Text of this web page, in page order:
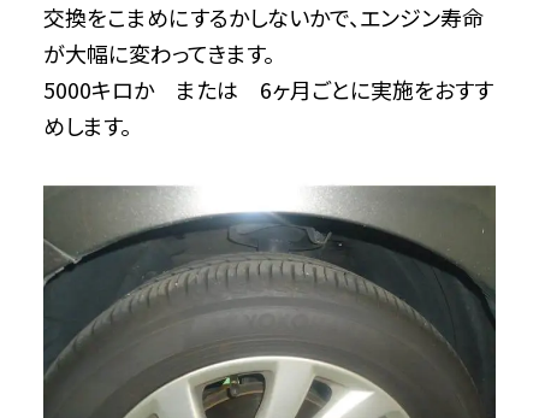
交換をこまめにするかしないかで、エンジン寿命
が大幅に変わってきます。
5000キロか または 6ヶ月ごとに実施をおすす
めします。